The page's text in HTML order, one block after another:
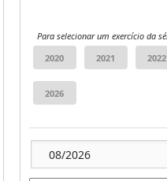
Para selecionar um exercício da